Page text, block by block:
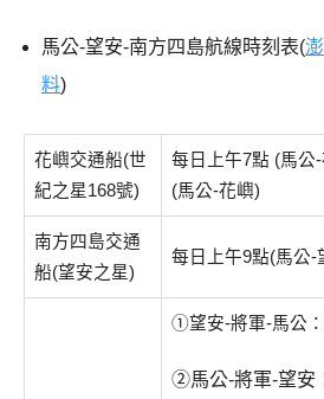
馬公-望安-南方四島航線時刻表(
料)
花嶼交通船(世
紀之星168號)
每日上午7點 (馬公
(馬公-花嶼)
南方四島交通
船(望安之星)
每日上午9點(馬公-
①望安-將軍-馬公
②馬公-將軍-望安